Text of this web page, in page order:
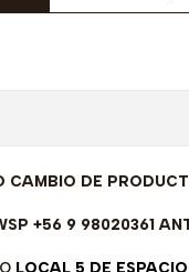
CAMBIO DE
+56 9 98020361
LOCAL 5 DE